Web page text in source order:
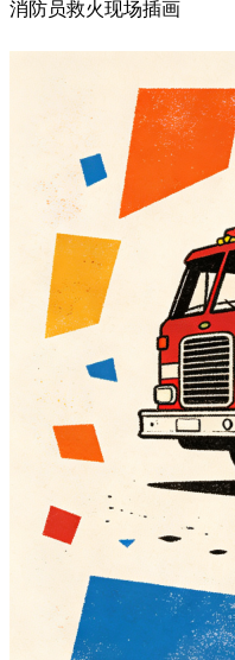
消防员救火现场插画